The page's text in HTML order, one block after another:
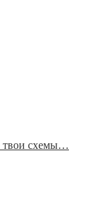
твои схемы…